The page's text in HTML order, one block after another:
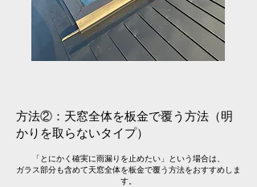
方法②：天窓全体を板金で覆う方法（明
かりを取らないタイプ）
「とにかく確実に雨漏りを止めたい」という場合は、
ガラス部分も含めて天窓全体を板金で覆う方法をおすすめしま
す。